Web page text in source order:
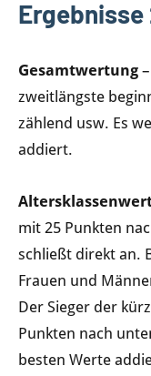
Ergebnisse
Gesamtwertung
zweitlängste
zählend usw. Es
addiert.
mit 25 Punkten
schließt direkt an.
Frauen und
Der Sieger der
Punkten nach
besten Werte